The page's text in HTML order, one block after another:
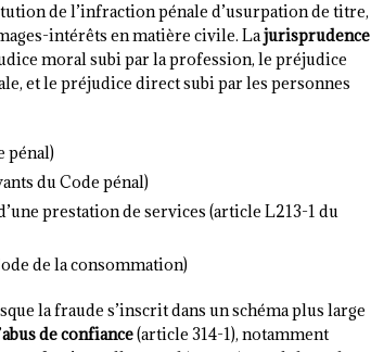
de l’infraction pénale d’usurpation de titre,
intérêts en matière civile. Lajurisprudence
moral subi par la profession, le préjudice
et le préjudice direct subi par les personnes
pénal)
du Code pénal)
prestation de services (article L213-1 du
de la consommation)
la fraude s’inscrit dans un schéma plus large
abus de confiance(article 314-1), notamment